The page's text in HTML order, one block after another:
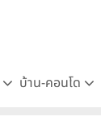
บ้าน-คอนโด